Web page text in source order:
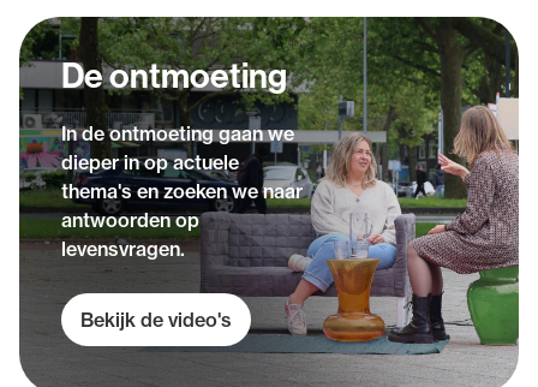
De ontmoeting
In de ontmoeting gaan we
dieper in op actuele
thema's en zoeken we naar
antwoorden op
levensvragen.
Bekijk de video's